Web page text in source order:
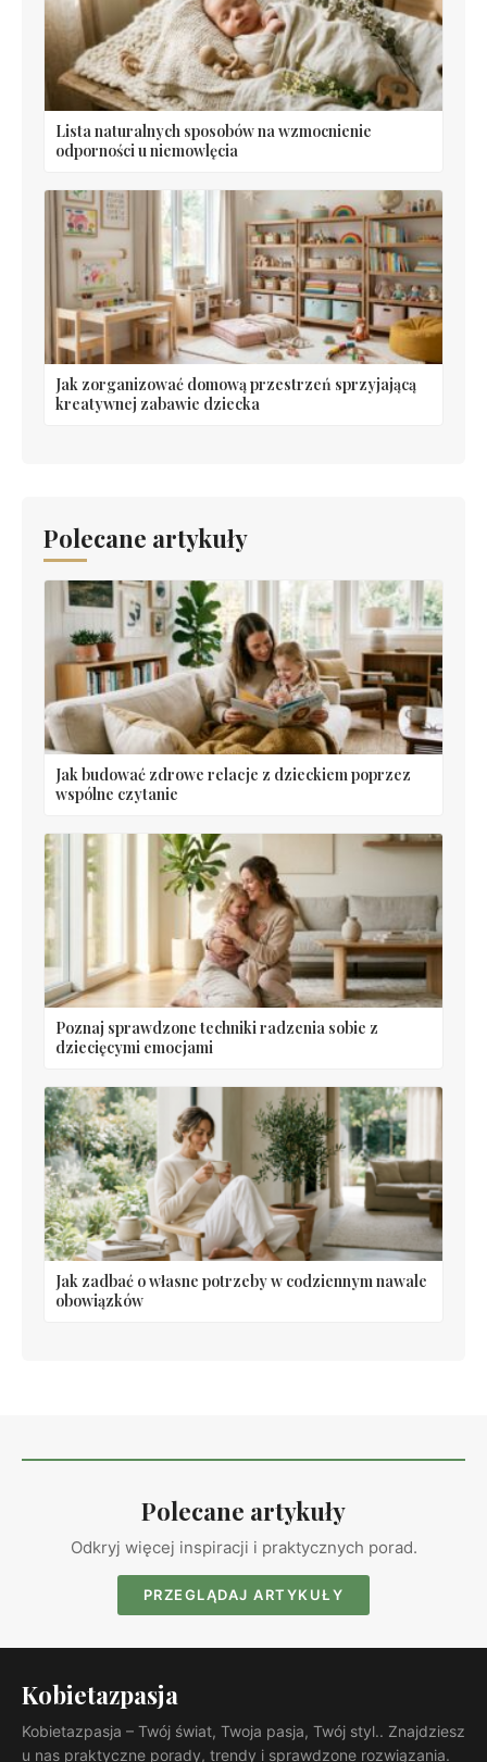
Lista naturalnych sposobów na wzmocnienie
odporności u niemowlęcia
Jak zorganizować domową przestrzeń sprzyjającą
kreatywnej zabawie dziecka
Polecane artykuły
Jak budować zdrowe relacje z dzieckiem poprzez
wspólne czytanie
Poznaj sprawdzone techniki radzenia sobie z
dziecięcymi emocjami
Jak zadbać o własne potrzeby w codziennym nawale
obowiązków
Polecane artykuły
Odkryj więcej inspiracji i praktycznych porad.
PRZEGLĄDAJ ARTYKUŁY
Kobietazpasja
Kobietazpasja – Twój świat, Twoja pasja, Twój styl.. Znajdziesz
u nas praktyczne porady, trendy i sprawdzone rozwiązania.